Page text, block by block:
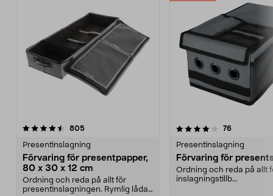
805recensioner
Presentinslagning
Förvaring för presentpapper,
80 x 30 x 12 cm
Ordning och reda på allt för
presentinslagningen. Rymlig låda
4.0 av 5 stjärnor 76recensioner
Presentinslagning
Förvaring för
Ordning och reda på allt
inslagningstillb...
4.5 av 5 stjärnor